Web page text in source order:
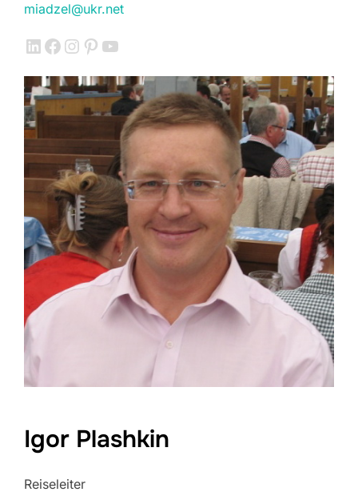
miadzel@ukr.net
LinkedIn Facebook Instagram Pinterest YouTube
Igor Plashkin
Reiseleiter